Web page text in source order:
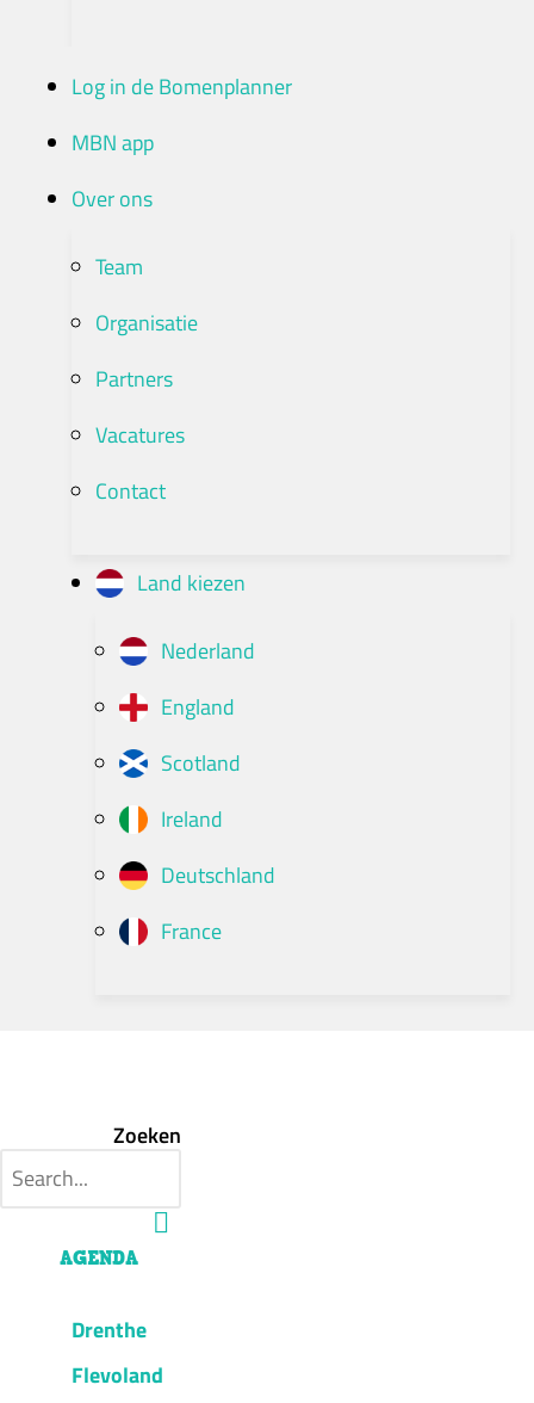
Log in de Bomenplanner
MBN app
Over ons
Team
Organisatie
Partners
Vacatures
Contact
Land kiezen
Nederland
England
Scotland
Ireland
Deutschland
France
Zoeken
AGENDA
Drenthe
Flevoland